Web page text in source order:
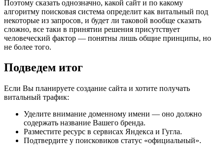
Поэтому сказать однозначно, какой сайт и по какому
алгоритму поисковая система определит как витальный под
некоторые из запросов, и будет ли таковой вообще сказать
сложно, все таки в принятии решения присутствует
человеческий фактор — понятны лишь общие принципы, но
не более того.
Подведем итог
Если Вы планируете создание сайта и хотите получать
витальный трафик:
Уделите внимание доменному имени — оно должно
содержать название Вашего бренда.
Разместите ресурс в сервисах Яндекса и Гугла.
Подтвердите у поисковиков статус «официальный».